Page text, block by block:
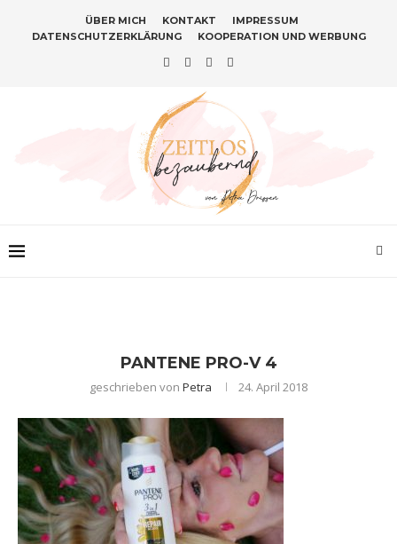
ÜBER MICH KONTAKT
IMPRESSUM
DATENSCHUTZERKLÄRUNG
KOOPERATION UND WERBUNG
PANTENE PRO-V 4
geschrieben von Petra 24. April 2018